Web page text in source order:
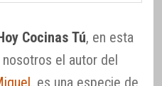
Cocinas Tú, en esta
el autor del
, es una especie de